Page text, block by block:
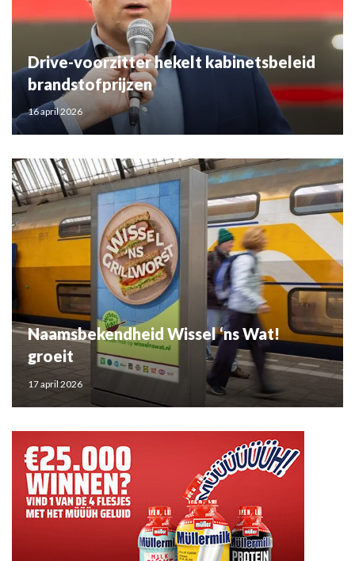
Drive-voorzitter hekelt kabinetsbeleid
brandstofprijzen
16 april 2026
Naamsbekendheid Wissel ‘ns Wat!
groeit
17 april 2026